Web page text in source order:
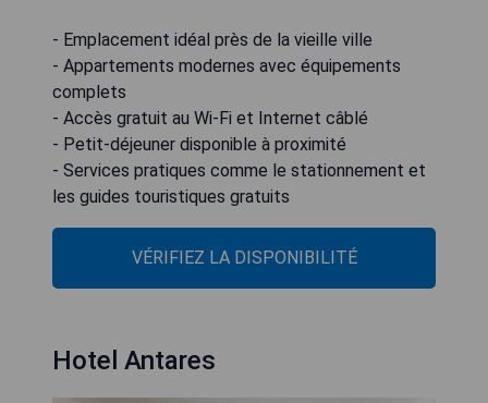
- Emplacement idéal près de la vieille ville
- Appartements modernes avec équipements
complets
- Accès gratuit au Wi-Fi et Internet câblé
- Petit-déjeuner disponible à proximité
- Services pratiques comme le stationnement et
les guides touristiques gratuits
VÉRIFIEZ LA DISPONIBILITÉ
Hotel Antares